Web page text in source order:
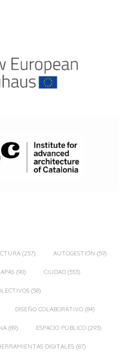
(257) AUTOGESTIÓN (59)
(90) CIUDAD (553)
(58)
DISEÑO COLABORATIVO (84)
(89) ESPACIO PÚBLICO (293)
DIGITALES (87)